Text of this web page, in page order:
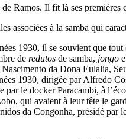
Ramos. Il fit là ses premières
associées à la samba qui
1930, il se souvient que
de redutos de samba, jongo
da Dona Eulalia,
1930, dirigée par Alfredo
par le docker Paracambi, à
qui avaient à leur tête le
da Congonha, présidé par